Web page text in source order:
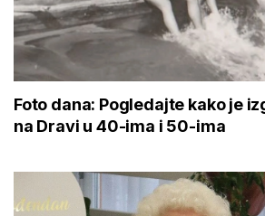
Foto dana: Pogledajte kako je
na Dravi u 40-ima i 50-ima